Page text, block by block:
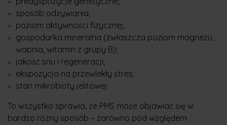
sposób odżywiania;
poziom aktywności fizycznej;
gospodarka mineralna (zwłaszcza poziom magnezu,
wapnia, witamin z grupy B);
jakość snu i regeneracji;
ekspozycja na przewlekły stres;
stan mikrobioty jelitowej.
To wszystko sprawia, że PMS może objawiać się w
bardzo różny sposób – zarówno pod względem